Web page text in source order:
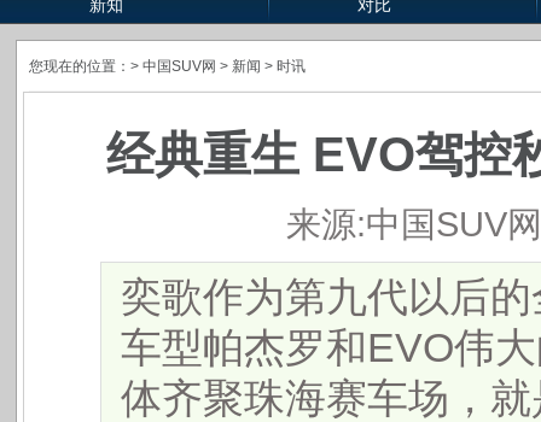
新知
对比
您现在的位置：> 中国SUV网 > 新闻 > 时讯
经典重生 EVO驾控
来源:中国SUV网
奕歌作为第九代以后
车型帕杰罗和EVO伟
体齐聚珠海赛车场，